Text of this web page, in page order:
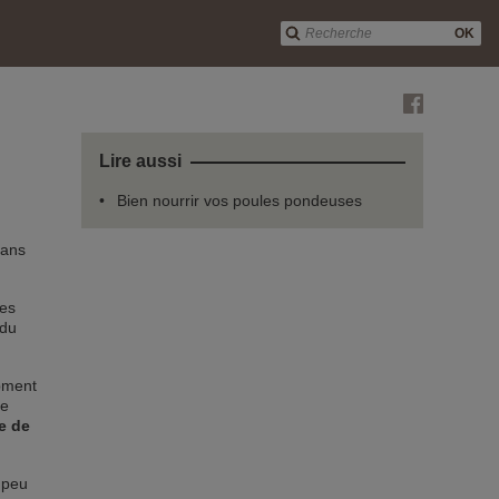
OK
de
Lire aussi
Bien nourrir vos poules pondeuses